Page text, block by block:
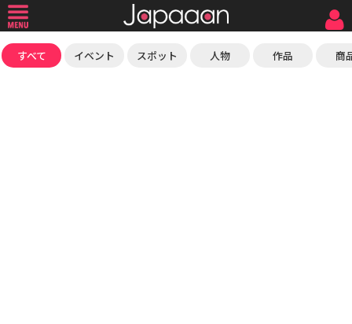
すべて イベント スポット 人物 作品 商